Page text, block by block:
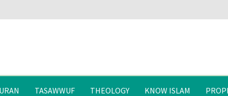
TASAWWUF THEOLOGY KNOW ISLAM